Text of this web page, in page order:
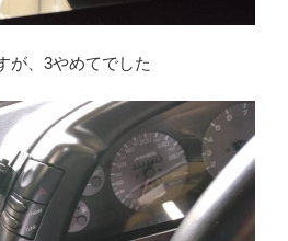
が、3やめてでした